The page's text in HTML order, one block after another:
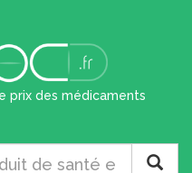
prix des médicaments